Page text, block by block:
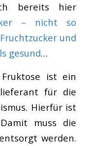
bereits hier
– nicht so
Fruchtzucker und
gesund…
Fruktose ist ein
für die
Hierfür ist
muss die
werden.